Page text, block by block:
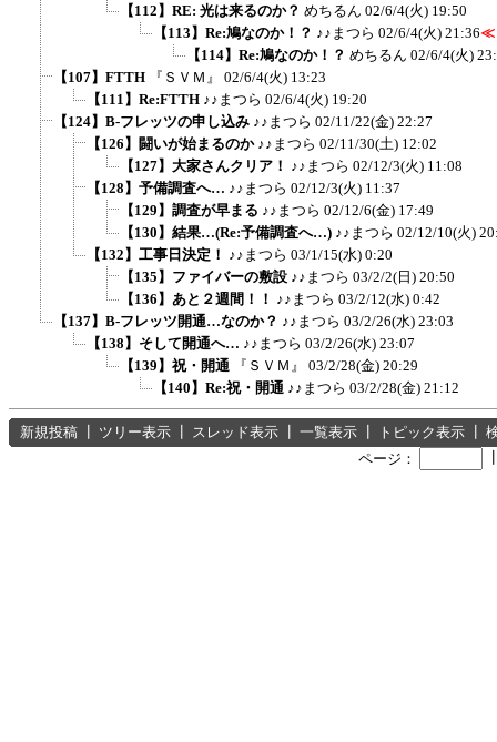
【112】RE: 光は来るのか？ めちるん 02/6/4(火) 19:50
【113】Re:鳩なのか！？ ♪♪まつら 02/6/4(火) 21:36≪
【114】Re:鳩なのか！？ めちるん 02/6/4(火)
【107】FTTH
『ＳＶＭ』 02/6/4(火) 13:23
【111】Re:FTTH ♪♪まつら 02/6/4(火) 19:20
【124】B-フレッツの申し込み ♪♪まつら 02/11/22(金) 22:27
【126】闘いが始まるのか ♪♪まつら 02/11/30(土) 12:02
【127】大家さんクリア！ ♪♪まつら 02/12/3(火) 11:08
【128】予備調査へ… ♪♪まつら 02/12/3(火) 11:37
【129】調査が早まる ♪♪まつら 02/12/6(金) 17:49
【130】結果…(Re:予備調査へ…) ♪♪まつら 02/12/10(火)
【132】工事日決定！ ♪♪まつら 03/1/15(水) 0:20
【135】ファイバーの敷設 ♪♪まつら 03/2/2(日) 20:50
【136】あと２週間！！ ♪♪まつら 03/2/12(水) 0:42
【137】B-フレッツ開通…なのか？ ♪♪まつら 03/2/26(水) 23:03
【138】そして開通へ… ♪♪まつら 03/2/26(水) 23:07
【139】祝・開通
『ＳＶＭ』 03/2/28(金) 20:29
【140】Re:祝・開通 ♪♪まつら 03/2/28(金) 21:12
新規投稿 ツリー表示 スレッド表示 一覧表示 トピック表示
ページ：